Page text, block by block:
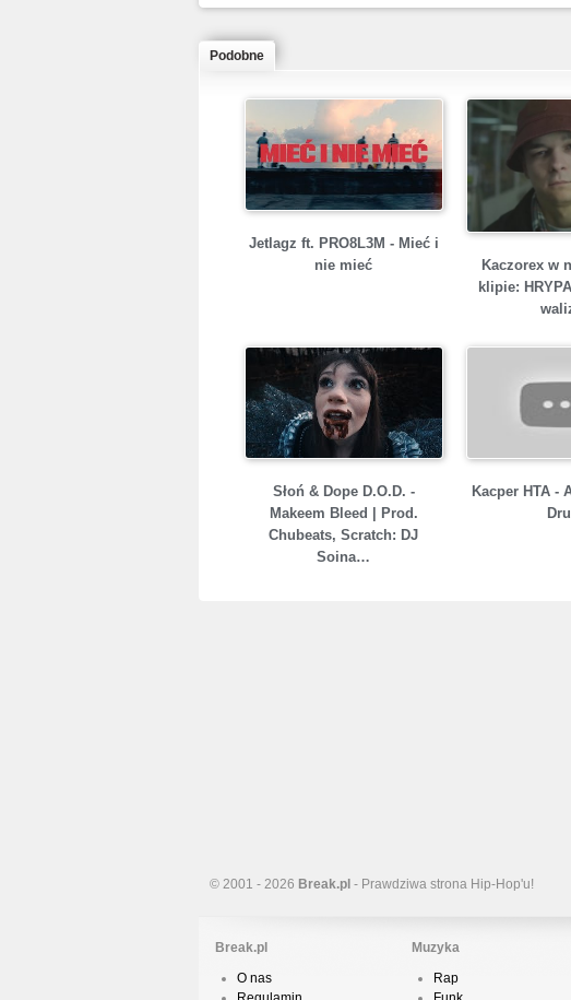
Podobne
Jetlagz ft. PRO8L3M - Mieć i
nie mieć
Kaczorex w
klipie:
Słoń & Dope D.O.D. -
Makeem Bleed | Prod.
Chubeats, Scratch: DJ
Soina…
Kacper HTA -
© 2001 - 2026 Break.pl - Prawdziwa strona Hip-Hop'u!
Break.pl
O nas
Muzyka
Rap